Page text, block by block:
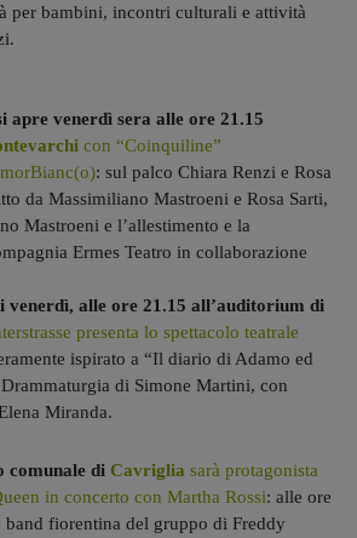
per bambini, incontri culturali e attività
apre venerdì sera alle ore 21.15
con “Coinquiline”
: sul palco Chiara Renzi e Rosa
da Massimiliano Mastroeni e Rosa Sarti,
Mastroeni e l’allestimento e la
Ermes Teatro in collaborazione
venerdì, alle ore 21.15 all’auditorium di
presenta lo spettacolo teatrale
ispirato a “Il diario di Adamo ed
di Simone Martini, con
Miranda.
comunale di Cavriglia sarà protagonista
in concerto con Martha Rossi: alle ore
band fiorentina del gruppo di Freddy